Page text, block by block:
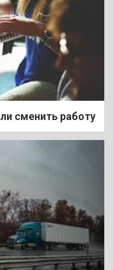
сменить работу